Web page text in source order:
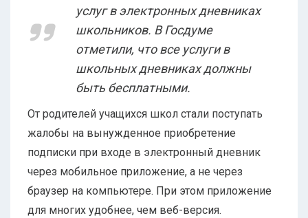
услуг в электронных дневниках
школьников. В Госдуме
отметили, что все услуги в
школьных дневниках должны
быть бесплатными.
От родителей учащихся школ стали поступать
жалобы на вынужденное приобретение
подписки при входе в электронный дневник
через мобильное приложение, а не через
браузер на компьютере. При этом приложение
для многих удобнее, чем веб-версия.